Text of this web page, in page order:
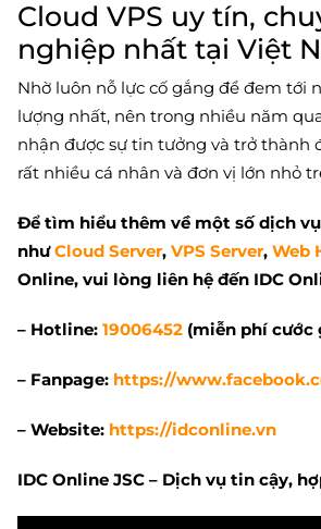
Cloud VPS uy tín,
nghiệp nhất tại Việt
Nhờ luôn nỗ lực cố gắng để đem tới
lượng nhất, nên trong nhiều năm
nhận được sự tin tưởng và trở thành
rất nhiều cá nhân và đơn vị lớn nhỏ
Để tìm hiểu thêm về một số dịch
nhưCloud Server,VPS Server,Web
Online, vui lòng liên hệ đến IDC
– Hotline:19006452 (miễn phí cước
– Fanpage: https://
– Website: https://idconline.vn
IDC Online JSC – Dịch vụ tin cậy,